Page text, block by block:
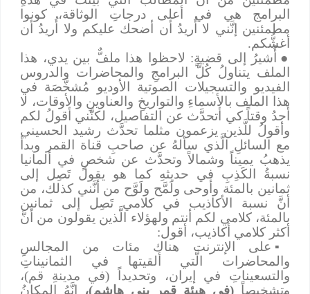
البرامج هي في أعلى درجاتِ الوثاقة، كونوا
مطمئنين إنَّني لا أُريدُ أن أضحك عليكم ولا أُريدُ أن
أغشُّكم.
●أُشيرُ إلى قضيةٍ: لاحظوا هذا ملفٌّ بين يدي، هذا
الملف يتناولُ كُلَّ البرامجِ والمحاضرات والدروس
الفيديو والتسجيلات الصوتية الأوديو مُشخَّصَة في
هذا الملف بالأسماءِ والتواريخِ والعناوينِ والأوقات، لا
أجدُ وقتاً كي أتحدَّث عن التفاصيل، لكنَّني أقولُ لكم
وأقولُ للَّذين يزعمون مثلما تحدَّث رشيد الحسيني
مع السائلِ الَّذي سألهُ عن صاحبِ قناة القمر وبدأ
يذهبُ يميناً وشمالاً وتحدَّث عن شخصٍ في ألمانيا
نسبةُ الكَذِبِ في حديثهِ كما هو يقول تَصِل إلى
ثمانين بالمئة وأوحى ولَمَّح ولَوَّح من أنَّني كذلك، من
أنَّ نسبة الأكاذيب في كلامي تَصِل إلى ثمانين
بالمئة، كلامي لكم أنتم ولهؤلاء الَّذين يقولون من أنَّ
أكثر كلامي أكاذيب، أقول:
على الإنترنت هناك مئات من المجالسِ
والمحاضرات الَّتي ألقيتها في الثمانيناتِ
والتسعيناتِ في إيران، وتحديداً (في مدينةِ قم)،
وتشخيصاً(في هيئةِ قمرِ بني هاشم)،
إنَّهُ المكانُ